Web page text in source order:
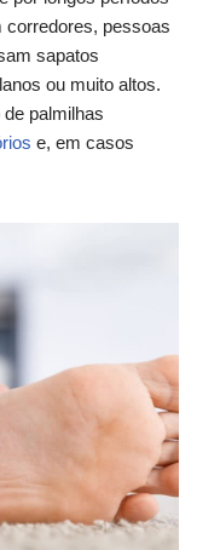
corredores, pessoas
sapatos
ou muito altos.
palmilhas
e, em casos